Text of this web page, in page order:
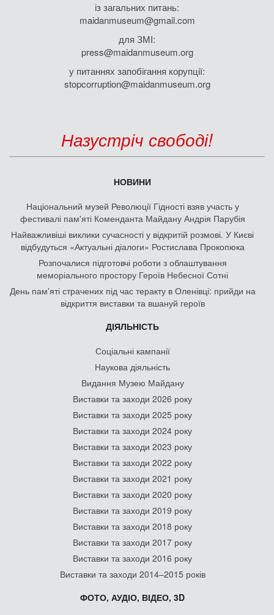
із загальних питань:
maidanmuseum@gmail.com
для ЗМІ:
press@maidanmuseum.org
у питаннях запобігання корупції:
stopcorruption@maidanmuseum.org
Назустріч свободі!
НОВИНИ
Національний музей Революції Гідності взяв участь у
фестивалі пам'яті Коменданта Майдану Андрія Парубія
Найважливіші виклики сучасності у відкритій розмові. У Києві
відбудуться «Актуальні діалоги» Ростислава Прокопюка
Розпочалися підготовчі роботи з облаштування
меморіального простору Героїв Небесної Сотні
День памʼяті страчених під час теракту в Оленівці: прийди на
відкриття виставки та вшануй героїв
ДІЯЛЬНІСТЬ
Соціальні кампанії
Наукова діяльність
Видання Музею Майдану
Виставки та заходи 2026 року
Виставки та заходи 2025 року
Виставки та заходи 2024 року
Виставки та заходи 2023 року
Виставки та заходи 2022 року
Виставки та заходи 2021 року
Виставки та заходи 2020 року
Виставки та заходи 2019 року
Виставки та заходи 2018 року
Виставки та заходи 2017 року
Виставки та заходи 2016 року
Виставки та заходи 2014–2015 років
ФОТО, АУДІО, ВІДЕО, 3D